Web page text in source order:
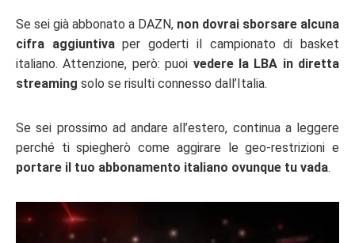
Se sei già abbonato a DAZN, non dovrai sborsare alcuna
cifra aggiuntivaper goderti il campionato di basket
italiano. Attenzione, però: puoi vedere la LBA in diretta
streaming solo se risulti connesso dall’Italia.
Se sei prossimo ad andare all’estero, continua a leggere
perché ti spiegherò come aggirare le geo-restrizioni e
portare il tuo abbonamento italiano ovunque tu vada.